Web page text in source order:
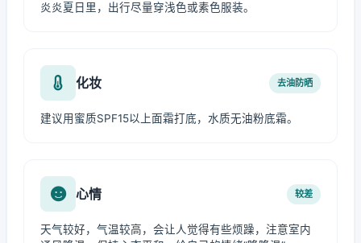
炎炎夏日里，出行尽量穿浅色或素色服装。
化妆 去油防晒
建议用蜜质SPF15以上面霜打底，水质无油粉底霜。
心情 较差
天气较好，气温较高，会让人觉得有些烦躁，注意室内